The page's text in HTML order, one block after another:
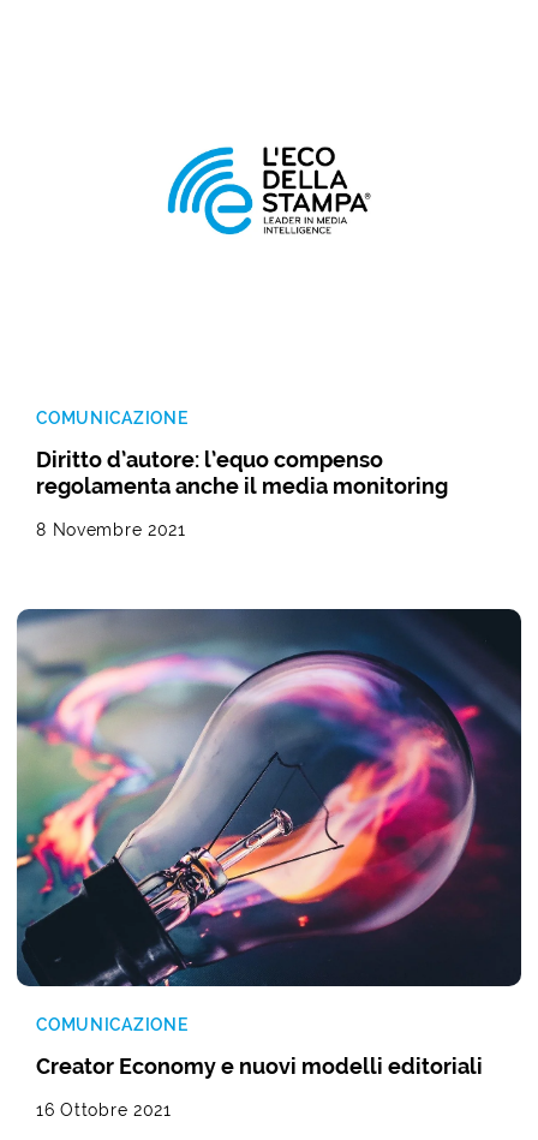
COMUNICAZIONE
Diritto d’autore: l’equo compenso
regolamenta anche il media monitoring
8 Novembre 2021
COMUNICAZIONE
Creator Economy e nuovi modelli editoriali
16 Ottobre 2021